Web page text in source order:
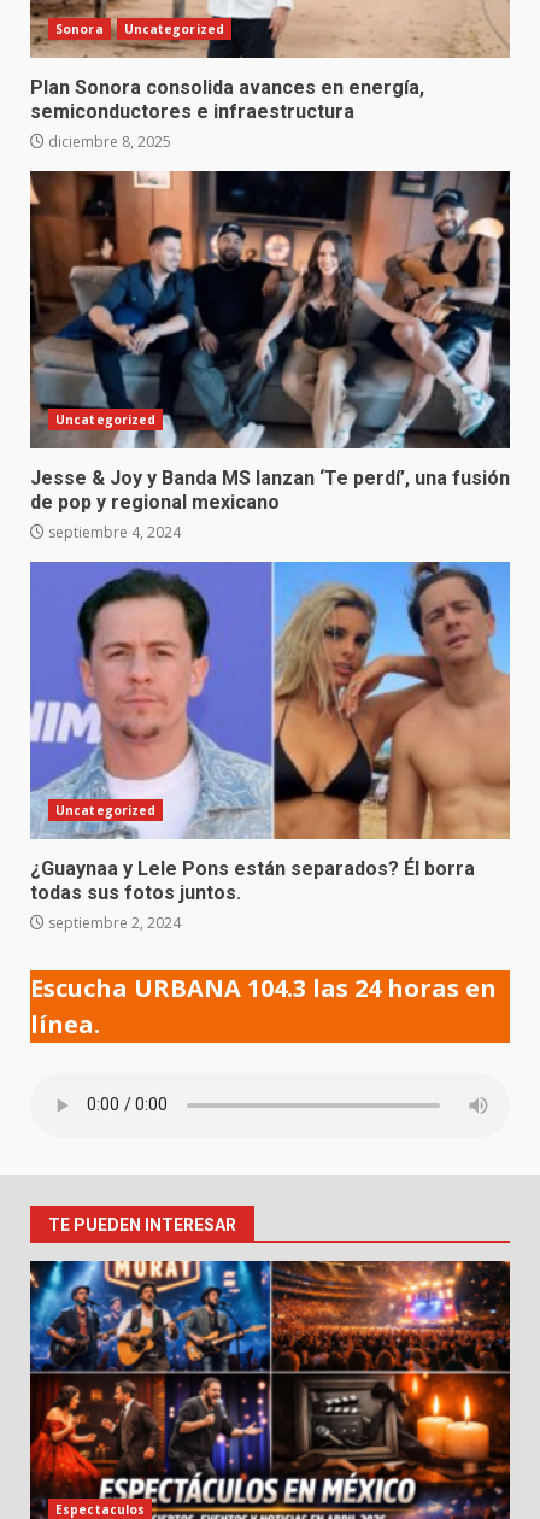
Sonora Uncategorized
Plan Sonora consolida avances en energía,
semiconductores e infraestructura
diciembre 8, 2025
Uncategorized
Jesse & Joy y Banda MS lanzan ‘Te perdí’, una fusión
de pop y regional mexicano
septiembre 4, 2024
Uncategorized
¿Guaynaa y Lele Pons están separados? Él borra
todas sus fotos juntos.
septiembre 2, 2024
Escucha URBANA 104.3 las 24 horas en
línea.
TE PUEDEN INTERESAR
Espectaculos